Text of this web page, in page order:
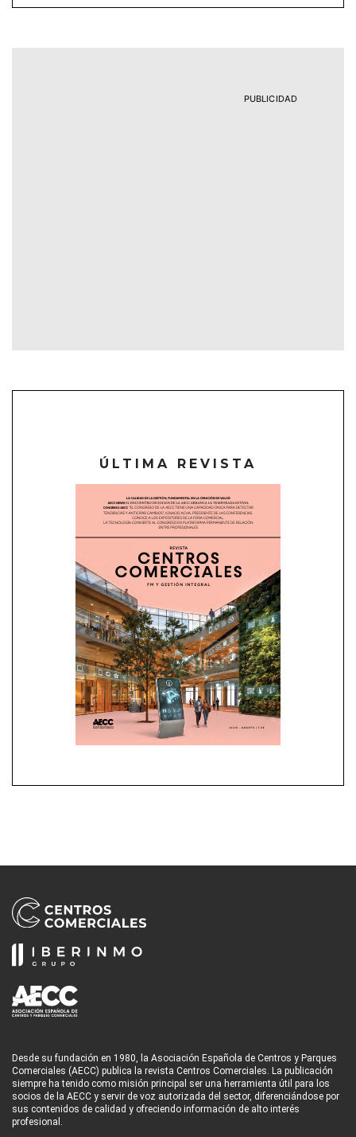
PUBLICIDAD
ÚLTIMA REVISTA
Desde su fundación en 1980, la Asociación Española de Centros y Parques
Comerciales (AECC) publica la revista Centros Comerciales. La publicación
siempre ha tenido como misión principal ser una herramienta útil para los
socios de la AECC y servir de voz autorizada del sector, diferenciándose por
sus contenidos de calidad y ofreciendo información de alto interés
profesional.